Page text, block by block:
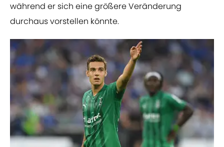
während er sich eine größere Veränderung
durchaus vorstellen könnte.